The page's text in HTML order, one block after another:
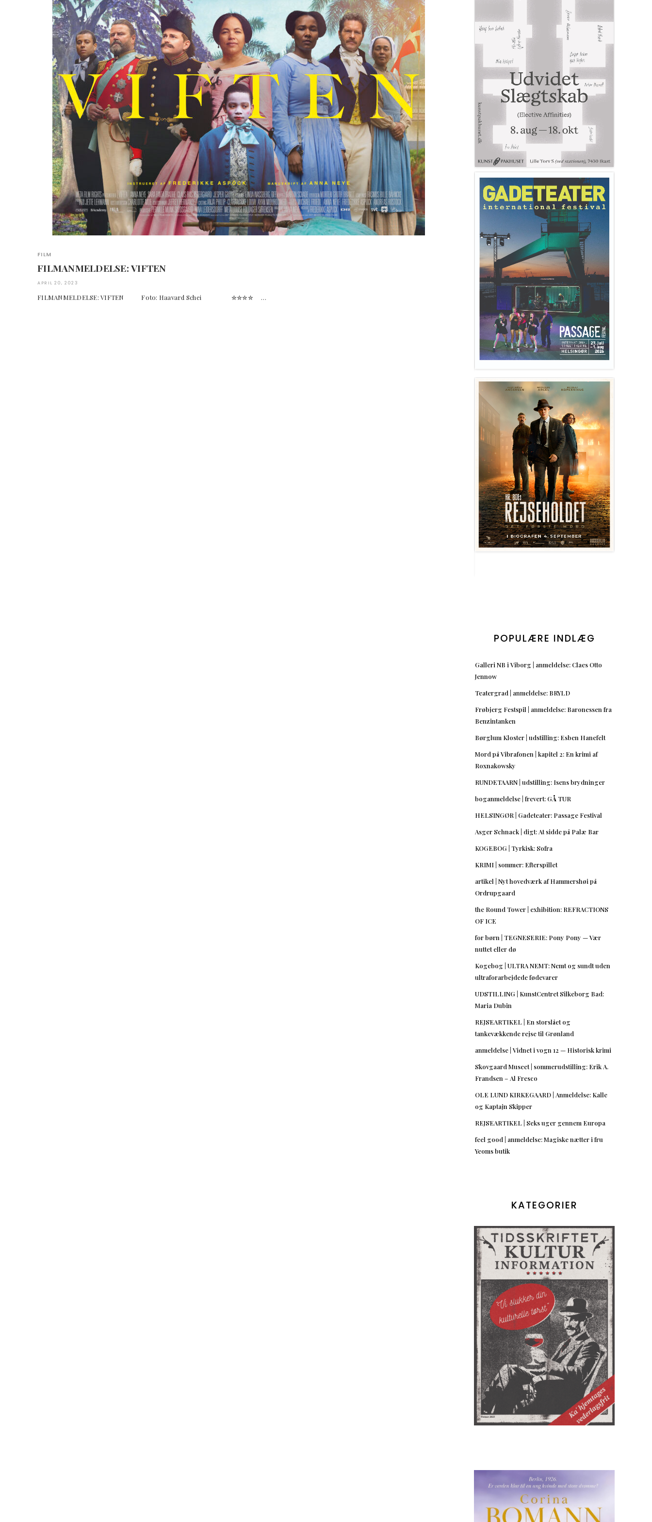
FILM
FILMANMELDELSE: VIFTEN
APRIL 20, 2023
FILMANMELDELSE: VIFTEN Foto: Haavard Schei ✮✮✮✮ …
POPULÆRE INDLÆG
Galleri NB i Viborg | anmeldelse: Claes Otto
Jennow
Teatergrad | anmeldelse: BRYLD
Frøbjerg Festspil | anmeldelse: Baronessen fra
Benzintanken
Børglum Kloster | udstilling: Esben Hanefelt
Mord på Vibrafonen | kapitel 2: En krimi af
Roxnakowsky
RUNDETAARN | udstilling: Isens brydninger
boganmeldelse | frevert: GÅ TUR
HELSINGØR | Gadeteater: Passage Festival
Asger Schnack | digt: At sidde på Palæ Bar
KOGEBOG | Tyrkisk: Sofra
KRIMI | sommer: Efterspillet
artikel | Nyt hovedværk af Hammershøi på
Ordrupgaard
the Round Tower | exhibition: REFRACTIONS
OF ICE
for børn | TEGNESERIE: Pony Pony — Vær
nuttet eller dø
Kogebog | ULTRA NEMT: Nemt og sundt uden
ultraforarbejdede fødevarer
UDSTILLING | KunstCentret Silkeborg Bad:
Maria Dubin
REJSEARTIKEL | En storslået og
tankevækkende rejse til Grønland
anmeldelse | Vidnet i vogn 12 — Historisk krimi
Skovgaard Museet | sommerudstilling: Erik A.
Frandsen – Al Fresco
OLE LUND KIRKEGAARD | Anmeldelse: Kalle
og Kaptajn Skipper
REJSEARTIKEL | Seks uger gennem Europa
feel good | anmeldelse: Magiske nætter i fru
Yeoms butik
KATEGORIER